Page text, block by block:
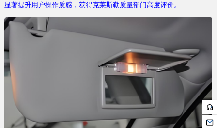
显著提升用户操作质感，获得克莱斯勒质量部门高度评价。